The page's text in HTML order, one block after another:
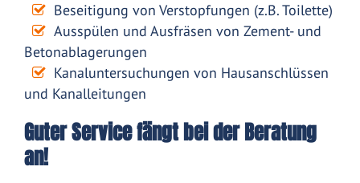
Beseitigung von Verstopfungen (z.B. Toilette)
Ausspülen und Ausfräsen von Zement- und
Betonablagerungen
Kanaluntersuchungen von Hausanschlüssen
und Kanalleitungen
Guter Service fängt bei der Beratung
an!